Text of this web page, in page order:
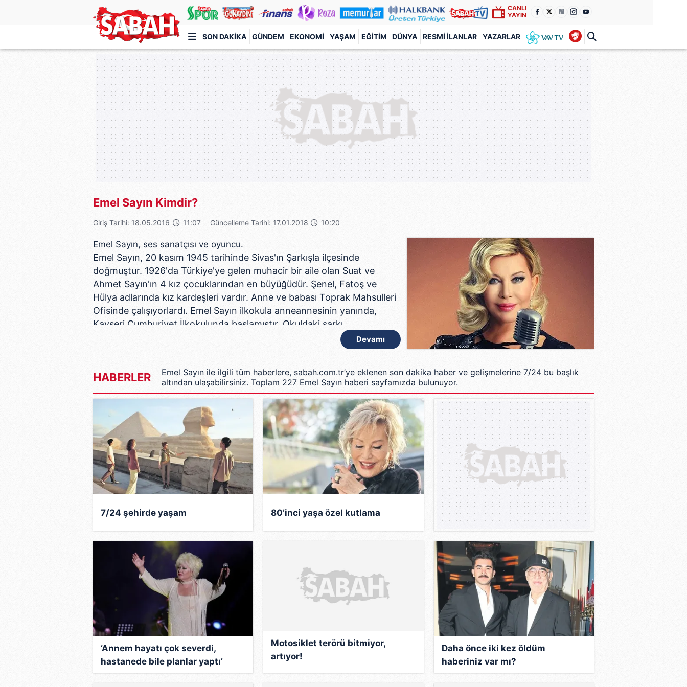
CANLI
YAYIN
SON DAKIKA GÜNDEM EKONOMI YAŞAM EĞITIM DÜNYA RESMI İLANLAR YAZARLAR
Türkiye'nin en iyi haber sitesi
Emel Sayın Kimdir?
Giriş Tarihi: 18.05.2016 11:07 Güncelleme Tarihi: 17.01.2018 10:20
Devamı
Emel Sayın, ses sanatçısı ve oyuncu.
Emel Sayın, 20 kasım 1945 tarihinde Sivas'ın Şarkışla ilçesinde
doğmuştur. 1926'da Türkiye'ye gelen muhacir bir aile olan Suat ve
Ahmet Sayın'ın 4 kız çocuklarından en büyüğüdür. Şenel, Fatoş ve
Hülya adlarında kız kardeşleri vardır. Anne ve babası Toprak Mahsulleri
Ofisinde çalışıyorlardı. Emel Sayın ilkokula anneannesinin yanında,
Kayseri Cumhuriyet İlkokulunda başlamıştır. Okuldaki şarkı
yarışmalarında hep birinci olur. Ortaokulu ailesinin yanında Konya'da
13 yaşındayken Arif Sami Toker'den müzik dersleri almaya başladı.
Sonraki yıllarda Münir Nurettin Selçuk'tan da dersler aldı ve yeteneği
ile dikkat çekmeye başladı.
Edirne, Uzunköprü Gazi Turhan Bey Ortaokulu ve Çapa Anadolu
Öğretmen Lisesinden mezun oldu. Lise eğitimini Edirne'de
tamamladıktan sonra üç yıl boyunca İstanbul Belediye
Konservatuarı'nda, Münir Nurettin Selçuk'un da hocalığını yapmış olan
Alis Rosenthal'dan şan dersleri aldı. Bu arada Hürriyet Haber Ajansı'nın
açtığı yarışmada Münir Nurettin Selçuk'a ait klasik bir eser okuyarak
Necdet Yazar'ın gazinosunda ilk defa sahneye çıktı.
İlk kez 17 yaşında sahneye çıkmaya başlayan Sayın, 1963 yılında
Ankara Radyosu'nun sınavını kazanarak, buradaki yedi yıllık hizmetine
başkazanan sanatçı, Egemen Bostancı'nın teklifiyle İstanbul'a taşındı
ve İstanbul Radyosu'na geçti. Lalezâr Gazinosu'nda assolist olarak
sahne almaya başladı.
İstanbul'da bulunduğu yıllarda şöhreti giderek artan Emel Sayın,
albümlerinin yanı sıra sinema filmlerinde de rol aldı. Ayrıca 2001 yılında
Aşkım Aşkım adlı televizyon dizisinde ve daha sonra Karınca Yuvası
adlı dizide rol aldı.
HABERLER
Emel Sayın ile ilgili tüm haberlere, sabah.com.tr’ye eklenen son dakika haber ve gelişmelerine 7/24 bu başlık
altından ulaşabilirsiniz. Toplam 227 Emel Sayın haberi sayfamızda bulunuyor.
7/24 şehirde yaşam 80’inci yaşa özel kutlama
‘Annem hayatı çok severdi,
hastanede bile planlar yaptı’
Motosiklet terörü bitmiyor,
artıyor!
Daha önce iki kez öldüm
haberiniz var mı?